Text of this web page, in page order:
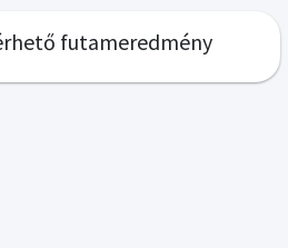
futameredmény